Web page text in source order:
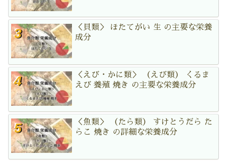
＜貝類＞ ほたてがい 生 の主要な栄養
成分
＜えび・かに類＞ （えび類） くるま
えび 養殖 焼き の主要な栄養成分
＜魚類＞ （たら類） すけとうだら た
らこ 焼き の詳細な栄養成分